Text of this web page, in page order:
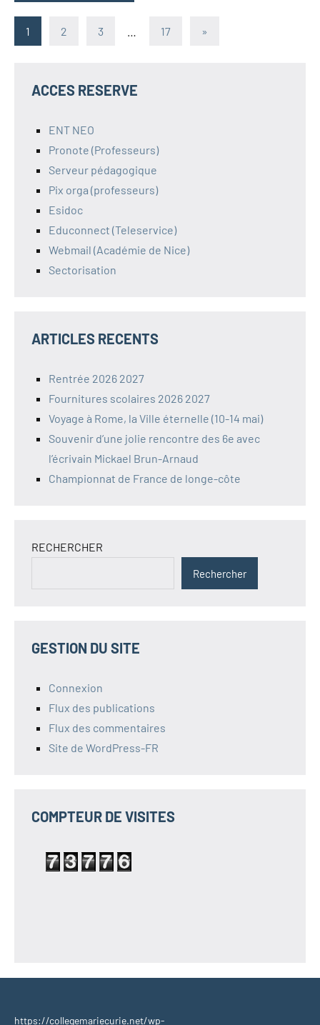
Pagination
publications
1 2 3 17
Articles
»
ACCES RESERVE
ENT NEO
Pronote (Professeurs)
Serveur pédagogique
Pix orga (professeurs)
Esidoc
Educonnect (Teleservice)
Webmail (Académie de Nice)
Sectorisation
ARTICLES RECENTS
Rentrée 2026 2027
Fournitures scolaires 2026 2027
Voyage à Rome, la Ville éternelle (10-14 mai)
Souvenir d’une jolie rencontre des 6e avec
l’écrivain Mickael Brun-Arnaud
Championnat de France de longe-côte
RECHERCHER
Rechercher
GESTION DU SITE
Connexion
Flux des publications
Flux des commentaires
Site de WordPress-FR
COMPTEUR DE VISITES
https://collegemariecurie.net/wp-